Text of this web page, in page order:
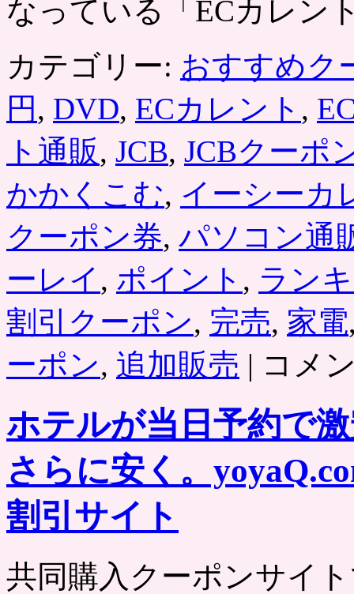
なっている「ECカレン
カテゴリー: おすすめク
円 , DVD, ECカレント ,
ト通販, JCB, JCBクーポ
かかくこむ, イーシーカ
クーポン券, パソコン通
ーレイ , ポイント , ラン
割引クーポン, 完売, 家電
ーポン, 追加販売 |
ト」
パ
コ
ン・
通
販、
コメ
ホテルが当日予約で
さらに安く。
割引サイト
共同購入クーポンサイ